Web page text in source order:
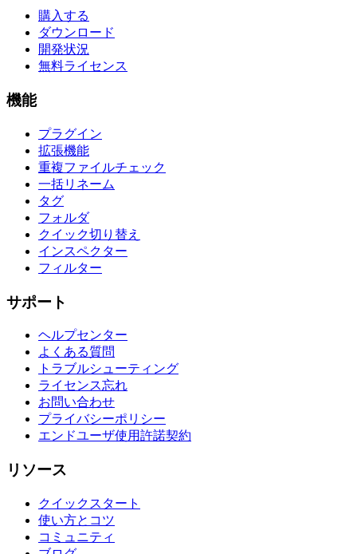
購入する
ダウンロード
開発状況
無料ライセンス
機能
プラグイン
拡張機能
重複ファイルチェック
一括リネーム
タグ
フォルダ
クイック切り替え
インスペクター
フィルター
サポート
ヘルプセンター
よくある質問
トラブルシューティング
ライセンス忘れ
お問い合わせ
プライバシーポリシー
エンドユーザ使用許諾契約
リソース
クイックスタート
使い方とコツ
コミュニティ